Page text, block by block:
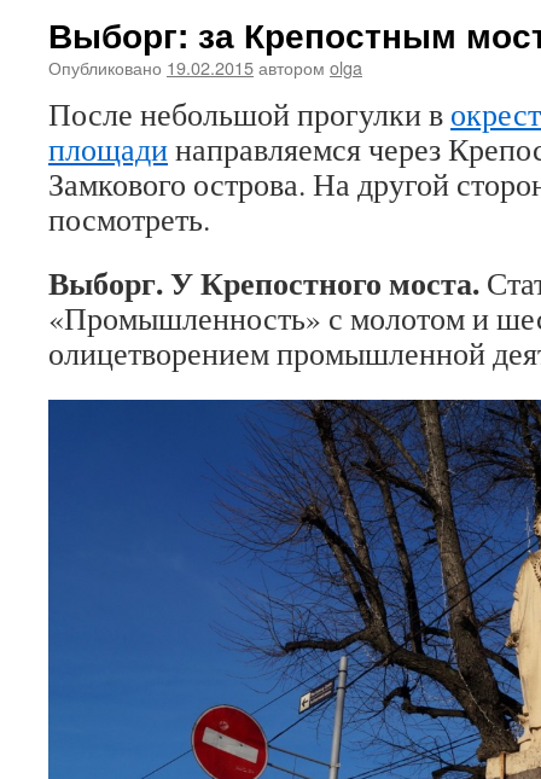
Выборг: за Крепостным
Опубликовано 19.02.2015автором olga
После небольшой прогулки в
площадинаправляемся через
Замкового острова. На другой
посмотреть.
Выборг. У Крепостного моста.
«Промышленность» с молотом и
олицетворением промышленной